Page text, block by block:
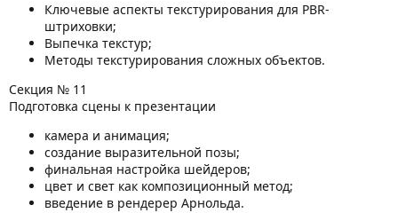
Ключевые аспекты текстурирования для PBR-
штриховки;
Выпечка текстур;
Методы текстурирования сложных объектов.
Секция № 11
Подготовка сцены к презентации
камера и анимация;
создание выразительной позы;
финальная настройка шейдеров;
цвет и свет как композиционный метод;
введение в рендерер Арнольда.